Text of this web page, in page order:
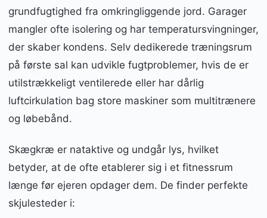
grundfugtighed fra omkringliggende jord. Garager
mangler ofte isolering og har temperatursvingninger,
der skaber kondens. Selv dedikerede træningsrum
på første sal kan udvikle fugtproblemer, hvis de er
utilstrækkeligt ventilerede eller har dårlig
luftcirkulation bag store maskiner som multitrænere
og løbebånd.
Skægkræ er nataktive og undgår lys, hvilket
betyder, at de ofte etablerer sig i et fitnessrum
længe før ejeren opdager dem. De finder perfekte
skjulesteder i: